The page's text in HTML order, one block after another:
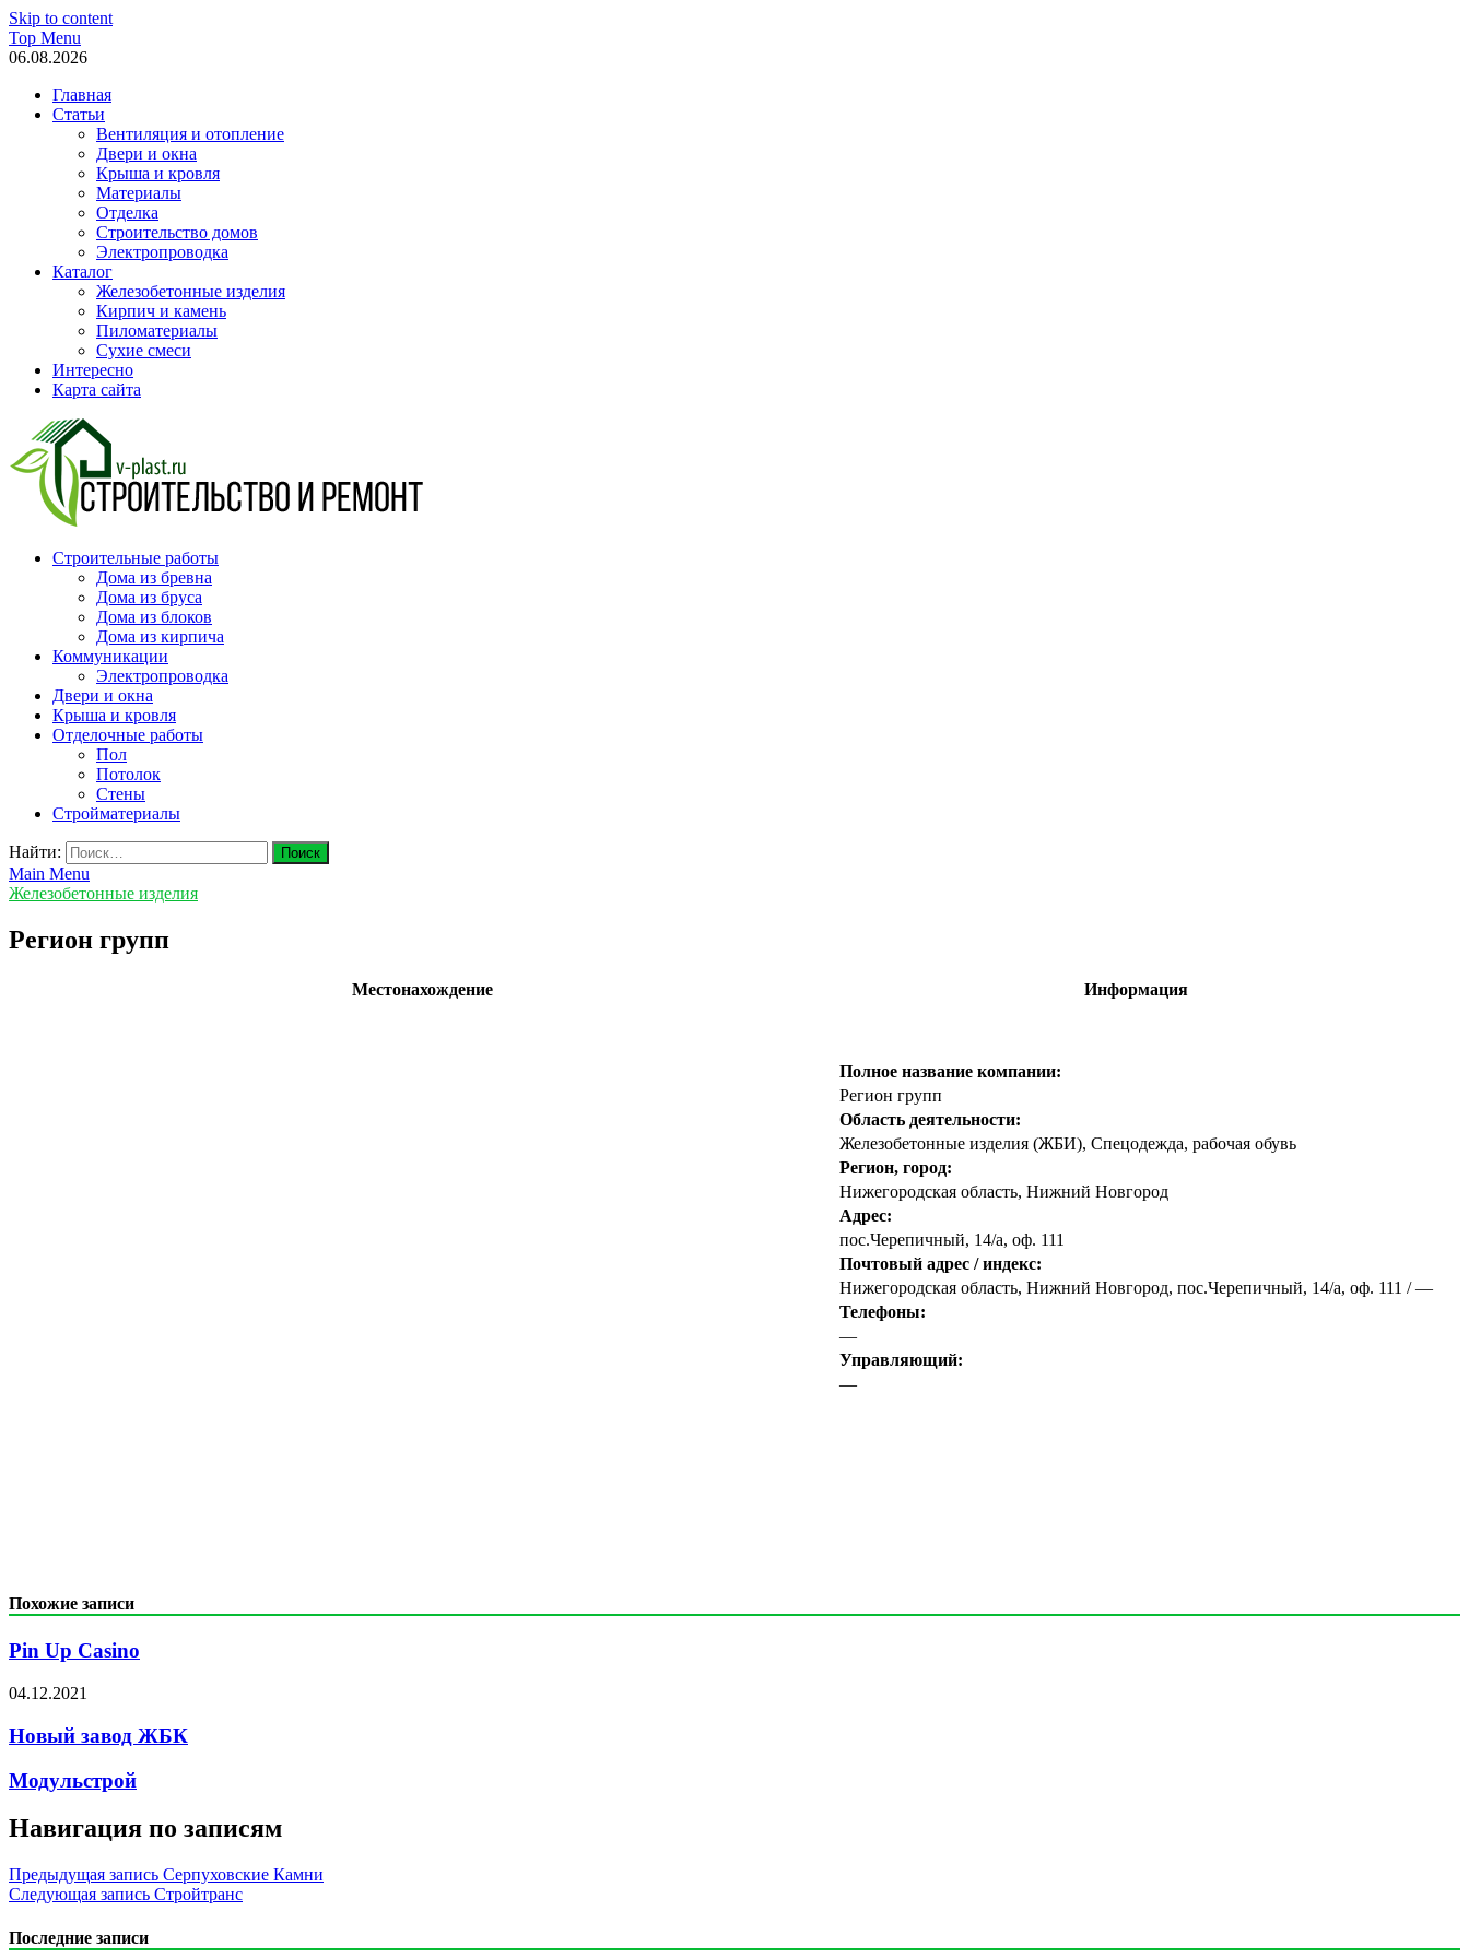
Skip to content
Top Menu
06.08.2026
Главная
Статьи
Вентиляция и отопление
Двери и окна
Крыша и кровля
Материалы
Отделка
Строительство домов
Электропроводка
Каталог
Железобетонные изделия
Кирпич и камень
Пиломатериалы
Сухие смеси
Интересно
Карта сайта
v-plast.ru Строительство и ремонт
Строительные работы
Дома из бревна
Дома из бруса
Дома из блоков
Дома из кирпича
Коммуникации
Электропроводка
Двери и окна
Крыша и кровля
Отделочные работы
Пол
Потолок
Стены
Стройматериалы
Найти:
Main Menu
Железобетонные изделия
Регион групп
Местонахождение Информация
Полное название компании:
Регион групп
Область деятельности:
Железобетонные изделия (ЖБИ), Спецодежда, рабочая обувь
Регион, город:
Нижегородская область, Нижний Новгород
Адрес:
пос.Черепичный, 14/а, оф. 111
Почтовый адрес / индекс:
Нижегородская область, Нижний Новгород, пос.Черепичный, 14/а, оф. 111 / —
Телефоны:
—
Управляющий:
—
Похожие записи
Pin Up Casino
04.12.2021
Новый завод ЖБК
Модульстрой
Навигация по записям
Предыдущая запись Серпуховские Камни
Следующая запись Стройтранс
Последние записи